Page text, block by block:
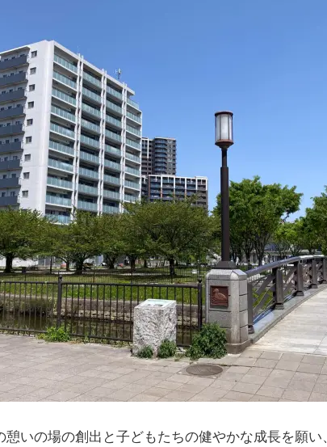
憩いの場の創出と子どもたちの健やかな成長を願